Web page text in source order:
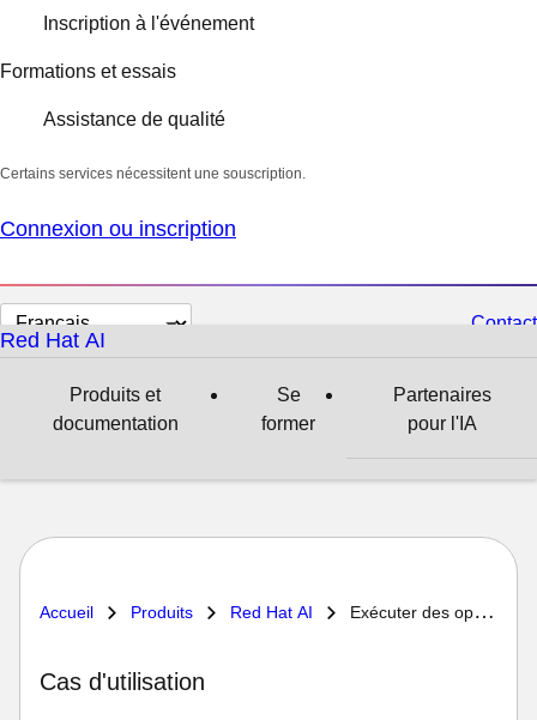
Inscription à l'événement
Formations et essais
Assistance de qualité
Certains services nécessitent une souscription.
Connexion ou inscription
Changer
la
Contact
Red Hat AI
Produits et
documentation
Se
former
Partenaires
pour l'IA
Accueil Produits Red Hat AI Exécuter des opérations d'inférence rapides et efficaces
Cas d'utilisation